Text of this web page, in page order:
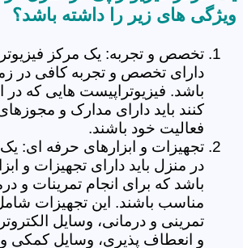
ویژگی های زیر را داشته باشد؟
تخصص و تجربه: یک مرکز
دارای تخصص و تجربه کافی در
باشد. فیزیوتراپیست هایی که در
کنند باید دارای مدارک و
فعالیت خود باشند.
تجهیزات و ابزارهای حرفه ای: یک
در منزل باید دارای تجهیزات و
باشد که برای انجام تمرینات و
مناسب باشند. این تجهیزات
تمرینی و درمانی، وسایل
و انعطاف پذیری، وسایل کمکی و